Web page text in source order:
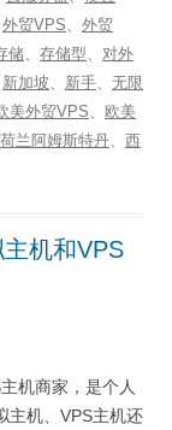
外贸VPS、 外贸
储、 存储型、 对外
新加坡、 新手、 无限
美外贸VPS、 欧美
荷兰阿姆斯特丹、 西
机和VPS
机商家，是个人
主机、VPS主机还